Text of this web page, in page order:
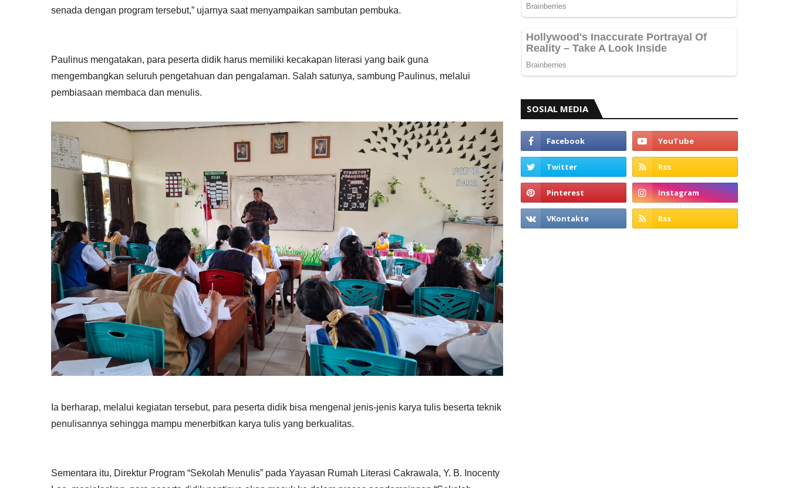
senada dengan program tersebut,” ujarnya saat menyampaikan sambutan pembuka.
Paulinus mengatakan, para peserta didik harus memiliki kecakapan literasi yang baik guna
mengembangkan seluruh pengetahuan dan pengalaman. Salah satunya, sambung Paulinus, melalui
pembiasaan membaca dan menulis.
Ia berharap, melalui kegiatan tersebut, para peserta didik bisa mengenal jenis-jenis karya tulis beserta teknik
penulisannya sehingga mampu menerbitkan karya tulis yang berkualitas.
Sementara itu, Direktur Program “Sekolah Menulis” pada Yayasan Rumah Literasi Cakrawala, Y. B. Inocenty
SOSIAL MEDIA